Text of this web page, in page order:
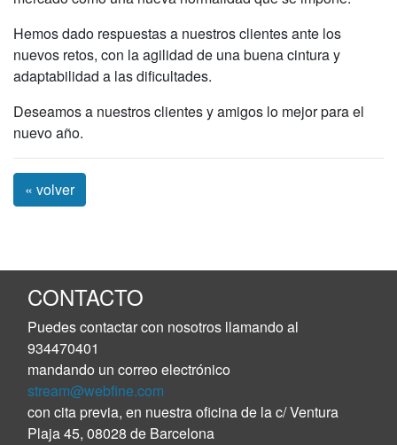
Hemos dado respuestas a nuestros clientes ante los
nuevos retos, con la agilidad de una buena cintura y
adaptabilidad a las dificultades.
Deseamos a nuestros clientes y amigos lo mejor para el
nuevo año.
« volver
CONTACTO
Puedes contactar con nosotros llamando al
934470401
mandando un correo electrónico
stream@webfine.com
con cita previa, en nuestra oficina de la c/ Ventura
Plaja 45, 08028 de Barcelona